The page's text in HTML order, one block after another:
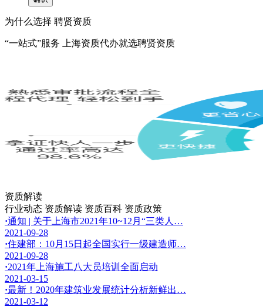
为什么选择 聘贤资质
“一站式”服务 上海资质代办就选聘贤资质
资质解读
行业动态 资质解读 资质百科 资质政策
·通知 | 关于上海市2021年10~12月“三类人…
2021-09-28
·住建部：10月15日起全国实行一级建造师…
2021-09-28
·2021年上海施工八大员培训全面启动
2021-03-15
·最新！2020年建筑业发展统计分析新鲜出…
2021-03-12